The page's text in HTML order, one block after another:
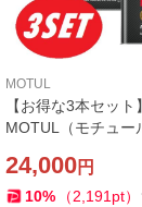
MOTUL
【お得な3本セッ
MOTUL（モチュー
100%化学合成(エス
ア) エンジンオイル
24,000円
10% （2,191 pt）